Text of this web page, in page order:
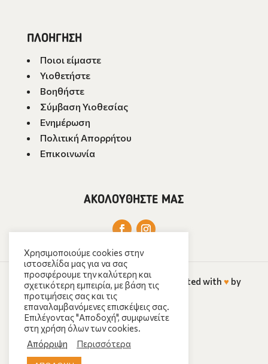
ΠΛΟΗΓΗΣΗ
Ποιοι είμαστε
Υιοθετήστε
Βοηθήστε
Σύμβαση Υιοθεσίας
Ενημέρωση
Πολιτική Απορρήτου
Επικοινωνία
ΑΚΟΛΟΥΘΗΣΤΕ ΜΑΣ
Copyright ©️2026 ΣΥΝΥΠΑΡΧΩ · Created with ♥️ by
Χρησιμοποιούμε cookies στην
ιστοσελίδα μας για να σας
προσφέρουμε την καλύτερη και
σχετικότερη εμπειρία, με βάση τις
προτιμήσεις σας και τις
επαναλαμβανόμενες επισκέψεις σας.
Επιλέγοντας "Αποδοχή", συμφωνείτε
στη χρήση όλων των cookies.
Απόρριψη
Περισσότερα